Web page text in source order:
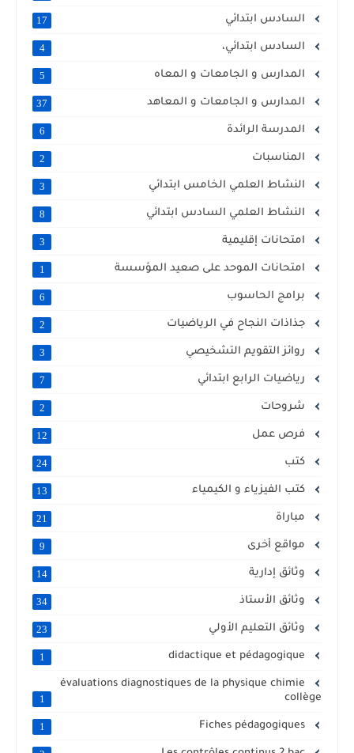
السادس ابتدائي 17
السادس ابتدائي، 4
المدارس و الجامعات و المعاه 5
المدارس و الجامعات و المعاهد 37
المدرسة الرائدة 6
المناسبات 2
النشاط العلمي الخامس ابتدائي 3
النشاط العلمي السادس ابتدائي 8
امتحانات إقليمية 3
امتحانات الموحد على صعيد المؤسسة 1
برامج الحاسوب 6
جذاذات النجاح في الرياضيات 2
روائز التقويم التشخيصي 3
رياضيات الرابع ابتدائي 7
شروحات 2
فرص عمل 12
كتب 24
كتب الفيزياء و الكيمياء 13
مباراة 21
مواقع أخرى 9
وثائق إدارية 14
وثائق الأستاذ 34
وثائق التعليم الأولي 23
1
évaluations diagnostiques de la physique chimie
collège
1
Fiches pédagogiques
1